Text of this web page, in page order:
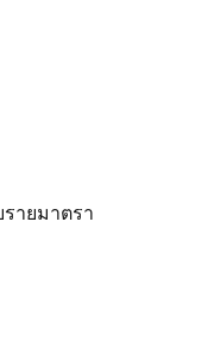
ายมาตรา